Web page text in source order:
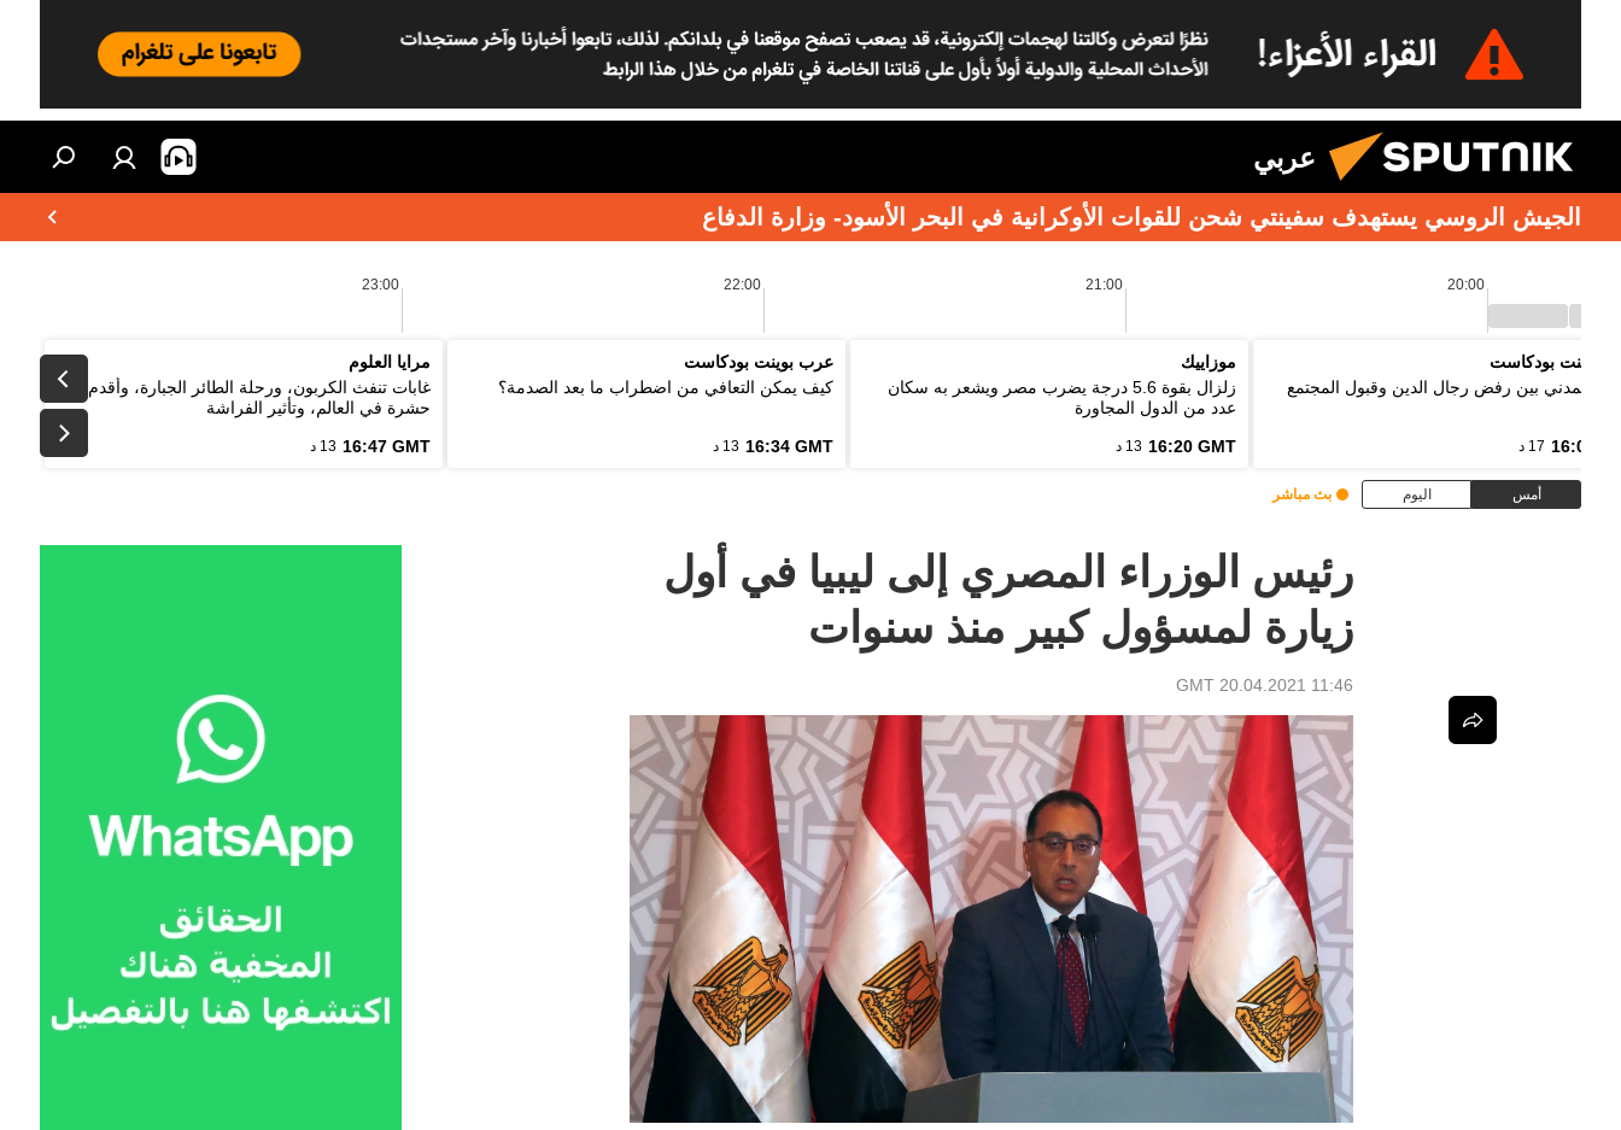
عربي
الجيش الروسي يستهدف سفينتي شحن للقوات الأوكرانية في البحر الأسود- وزارة الدفاع
20:00
21:00
22:00
23:00
بوينت بودكاست
المدني بين رفض رجال الدين وقبول المجتمع
16:03 17 د
موزاييك
زلزال بقوة 5.6 درجة يضرب مصر ويشعر به سكان
عدد من الدول المجاورة
16:20 GMT 13 د
عرب بوينت بودكاست
كيف يمكن التعافي من اضطراب ما بعد الصدمة؟
16:34 GMT 13 د
مرايا العلوم
غابات تنفث الكربون، ورحلة الطائر الجبارة، وأقدم
حشرة في العالم، وتأثير الفراشة
16:47 GMT 13 د
أمس اليوم بث مباشر
رئيس الوزراء المصري إلى ليبيا في أول
زيارة لمسؤول كبير منذ سنوات
11:46 GMT 20.04.2021